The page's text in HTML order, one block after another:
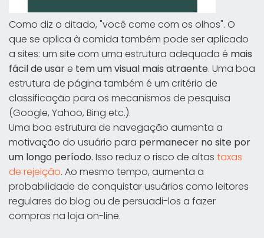
Como diz o ditado, "você come com os olhos". O
que se aplica à comida também pode ser aplicado
a sites: um site com uma estrutura adequada é mais
fácil de usare tem um visual mais atraente. Uma boa
estrutura de página também é um critério de
classificação para os mecanismos de pesquisa
(Google, Yahoo, Bing etc.).
Uma boa estrutura de navegação aumenta a
motivação do usuário para permanecer no site por
um longo período. Isso reduz o risco de altas taxas
de rejeição. Ao mesmo tempo, aumenta a
probabilidade de conquistar usuários como leitores
regulares do blog ou de persuadi-los a fazer
compras na loja on-line.